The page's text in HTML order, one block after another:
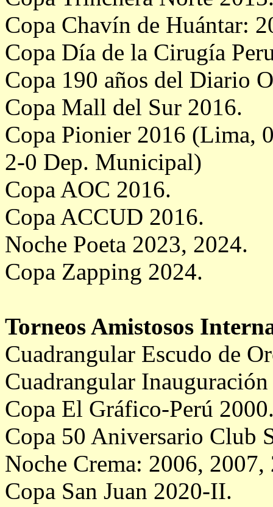
Copa Chavín de Huántar:
Copa Día de la Cirugía
Copa 190 años del Diario
Copa Mall del Sur 2016.
Copa Pionier 2016 (Lima,
2-0 Dep. Municipal)
Copa AOC 2016.
Copa ACCUD 2016.
Noche Poeta 2023, 2024.
Copa Zapping 2024.
Torneos Amistosos
Cuadrangular Escudo de
Cuadrangular
Copa El Gráfico-Perú
Copa 50 Aniversario Club
Noche Crema: 2006,
Copa San Juan 2020-II.